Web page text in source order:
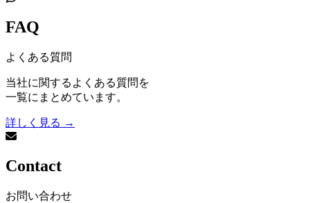
FAQ
よくある質問
当社に関するよくある質問を
一覧にまとめています。
詳しく見る →
Contact
お問い合わせ